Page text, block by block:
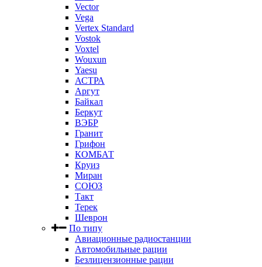
Vector
Vega
Vertex Standard
Vostok
Voxtel
Wouxun
Yaesu
АСТРА
Аргут
Байкал
Беркут
ВЭБР
Гранит
Грифон
КОМБАТ
Круиз
Миран
СОЮЗ
Такт
Терек
Шеврон
По типу
Авиационные радиостанции
Автомобильные рации
Безлицензионные рации